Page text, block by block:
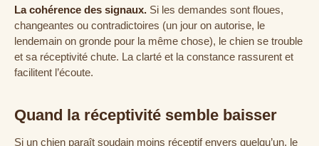
La cohérence des signaux. Si les demandes sont floues,
changeantes ou contradictoires (un jour on autorise, le
lendemain on gronde pour la même chose), le chien se trouble
et sa réceptivité chute. La clarté et la constance rassurent et
facilitent l’écoute.
Quand la réceptivité semble baisser
Si un chien paraît soudain moins réceptif envers quelqu’un, le